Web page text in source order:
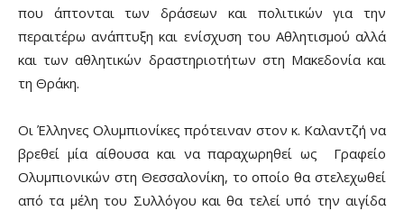
που άπτονται των δράσεων και πολιτικών για την
περαιτέρω ανάπτυξη και ενίσχυση του Αθλητισμού αλλά
και των αθλητικών δραστηριοτήτων στη Μακεδονία και
τη Θράκη.
Οι Έλληνες Ολυμπιονίκες πρότειναν στον κ. Καλαντζή να
βρεθεί μία αίθουσα και να παραχωρηθεί ως Γραφείο
Ολυμπιονικών στη Θεσσαλονίκη, το οποίο θα στελεχωθεί
από τα μέλη του Συλλόγου και θα τελεί υπό την αιγίδα